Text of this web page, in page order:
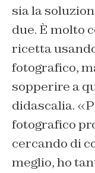
sia la
due. È molto
ricetta
fotografico,
sopperire a
didascalia.
fotografico
cercando di
meglio, ho